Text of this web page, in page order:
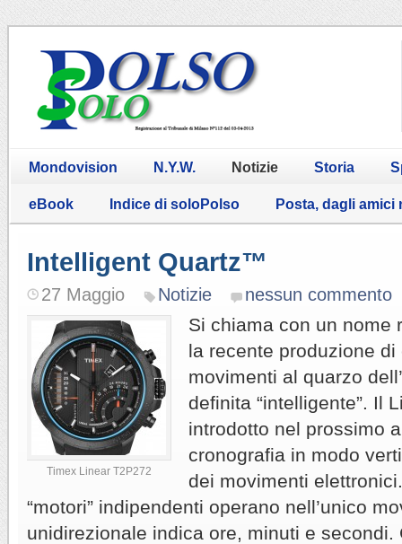
Mondovision N.Y.W. Notizie Storia
eBook Indice di soloPolso Posta, dagli amici
Intelligent Quartz™
27 Maggio Notizie nessun commento
Timex Linear T2P272
Si chiama con un nome
la recente produzione
movimenti al quarzo
definita “intelligente”. Il
introdotto nel prossimo
cronografia in modo
dei movimenti
“motori” indipendenti operano nell’unico
unidirezionale indica ore, minuti e secondi.